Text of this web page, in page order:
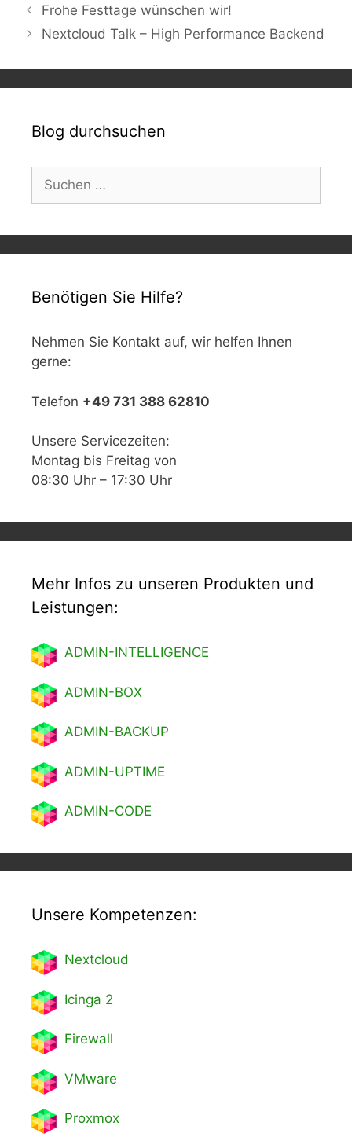
Frohe Festtage wünschen wir!
Nextcloud Talk – High Performance Backend
Blog durchsuchen
Suchen
nach:
Benötigen Sie Hilfe?
Nehmen Sie Kontakt auf, wir helfen Ihnen
gerne:
Telefon +49 731 388 62810
Unsere Servicezeiten:
Montag bis Freitag von
08:30 Uhr – 17:30 Uhr
Mehr Infos zu unseren Produkten und
Leistungen:
ADMIN-INTELLIGENCE
ADMIN-BOX
ADMIN-BACKUP
ADMIN-UPTIME
ADMIN-CODE
Unsere Kompetenzen:
Nextcloud
Icinga 2
Firewall
VMware
Proxmox